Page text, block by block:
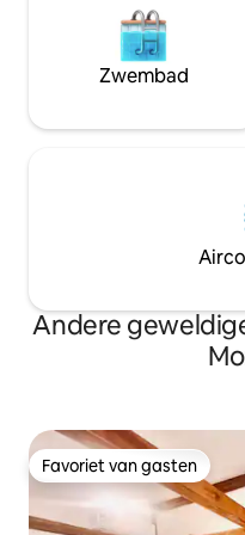
Zwembad
Andere
Favoriet van gasten
Favoriet van gasten